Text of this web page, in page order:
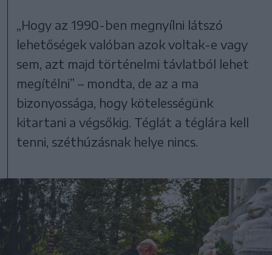
„Hogy az 1990-ben megnyílni látszó
lehetőségek valóban azok voltak-e vagy
sem, azt majd történelmi távlatból lehet
megítélni” – mondta, de az a ma
bizonyossága, hogy kötelességünk
kitartani a végsőkig. Téglát a téglára kell
tenni, széthúzásnak helye nincs.